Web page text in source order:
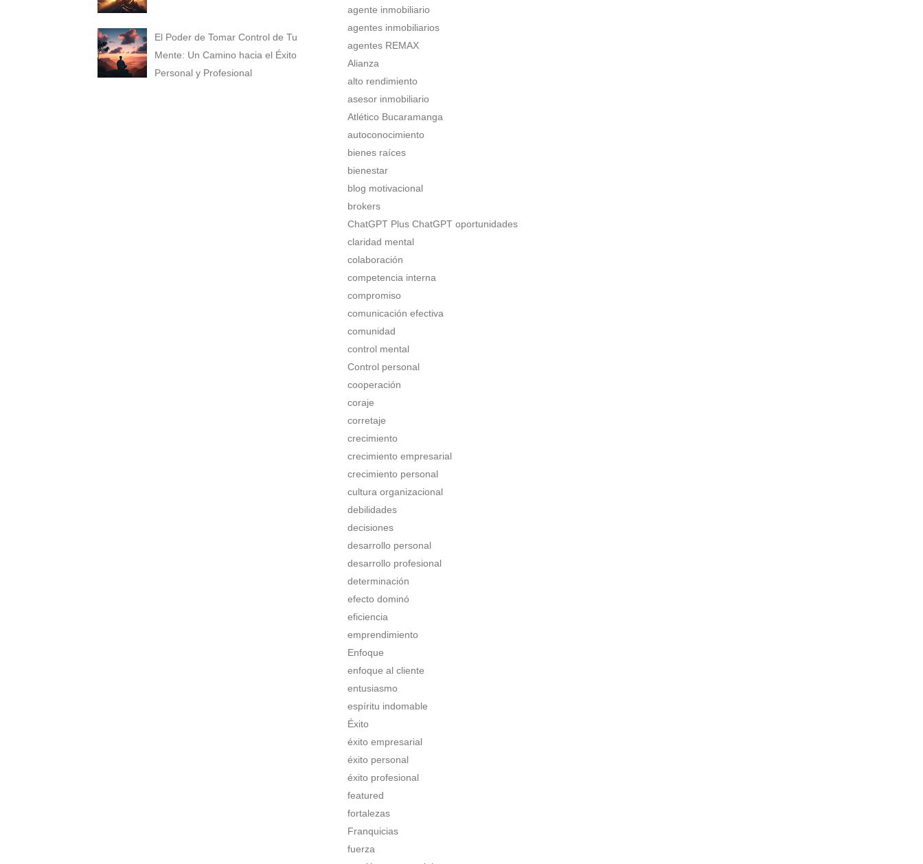
El Poder de Tomar Control de Tu
Mente: Un Camino hacia el Éxito
Personal y Profesional
agente inmobiliario
agentes inmobiliarios
agentes REMAX
Alianza
alto rendimiento
asesor inmobiliario
Atlético Bucaramanga
autoconocimiento
bienes raíces
bienestar
blog motivacional
brokers
ChatGPT Plus ChatGPT oportunidades
claridad mental
colaboración
competencia interna
compromiso
comunicación efectiva
comunidad
control mental
Control personal
cooperación
coraje
corretaje
crecimiento
crecimiento empresarial
crecimiento personal
cultura organizacional
debilidades
decisiones
desarrollo personal
desarrollo profesional
determinación
efecto dominó
eficiencia
emprendimiento
Enfoque
enfoque al cliente
entusiasmo
espíritu indomable
Éxito
éxito empresarial
éxito personal
éxito profesional
featured
fortalezas
Franquicias
fuerza